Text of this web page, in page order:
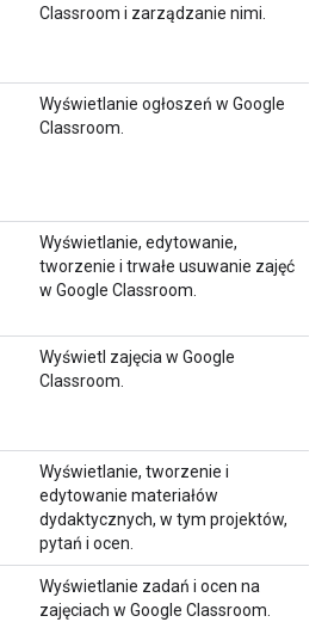
Classroom i zarządzanie nimi.
Wyświetlanie ogłoszeń w Google
Classroom.
Wyświetlanie, edytowanie,
tworzenie i trwałe usuwanie zajęć
w Google Classroom.
Wyświetl zajęcia w Google
Classroom.
Wyświetlanie, tworzenie i
edytowanie materiałów
dydaktycznych, w tym projektów,
pytań i ocen.
Wyświetlanie zadań i ocen na
zajęciach w Google Classroom.